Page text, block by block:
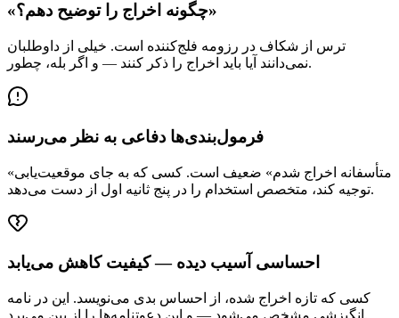
«چگونه اخراج را توضیح دهم؟»
ترس از شکاف در رزومه فلج‌کننده است. خیلی از داوطلبان
نمی‌دانند آیا باید اخراج را ذکر کنند — و اگر بله، چطور.
فرمول‌بندی‌ها دفاعی به نظر می‌رسند
«متأسفانه اخراج شدم» ضعیف است. کسی که به جای موقعیت‌یابی
توجیه کند، متخصص استخدام را در پنج ثانیه اول از دست می‌دهد.
احساسی آسیب دیده — کیفیت کاهش می‌یابد
کسی که تازه اخراج شده، از احساس بدی می‌نویسد. این در نامه
انگیزشی مشخص می‌شود — و این دعوتنامه‌ها را از بین می‌برد.